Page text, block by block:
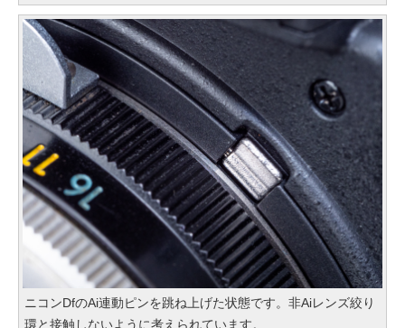
ニコンDfのAi連動ピンを跳ね上げた状態です。非Aiレンズ絞り
環と接触しないように考えられています。